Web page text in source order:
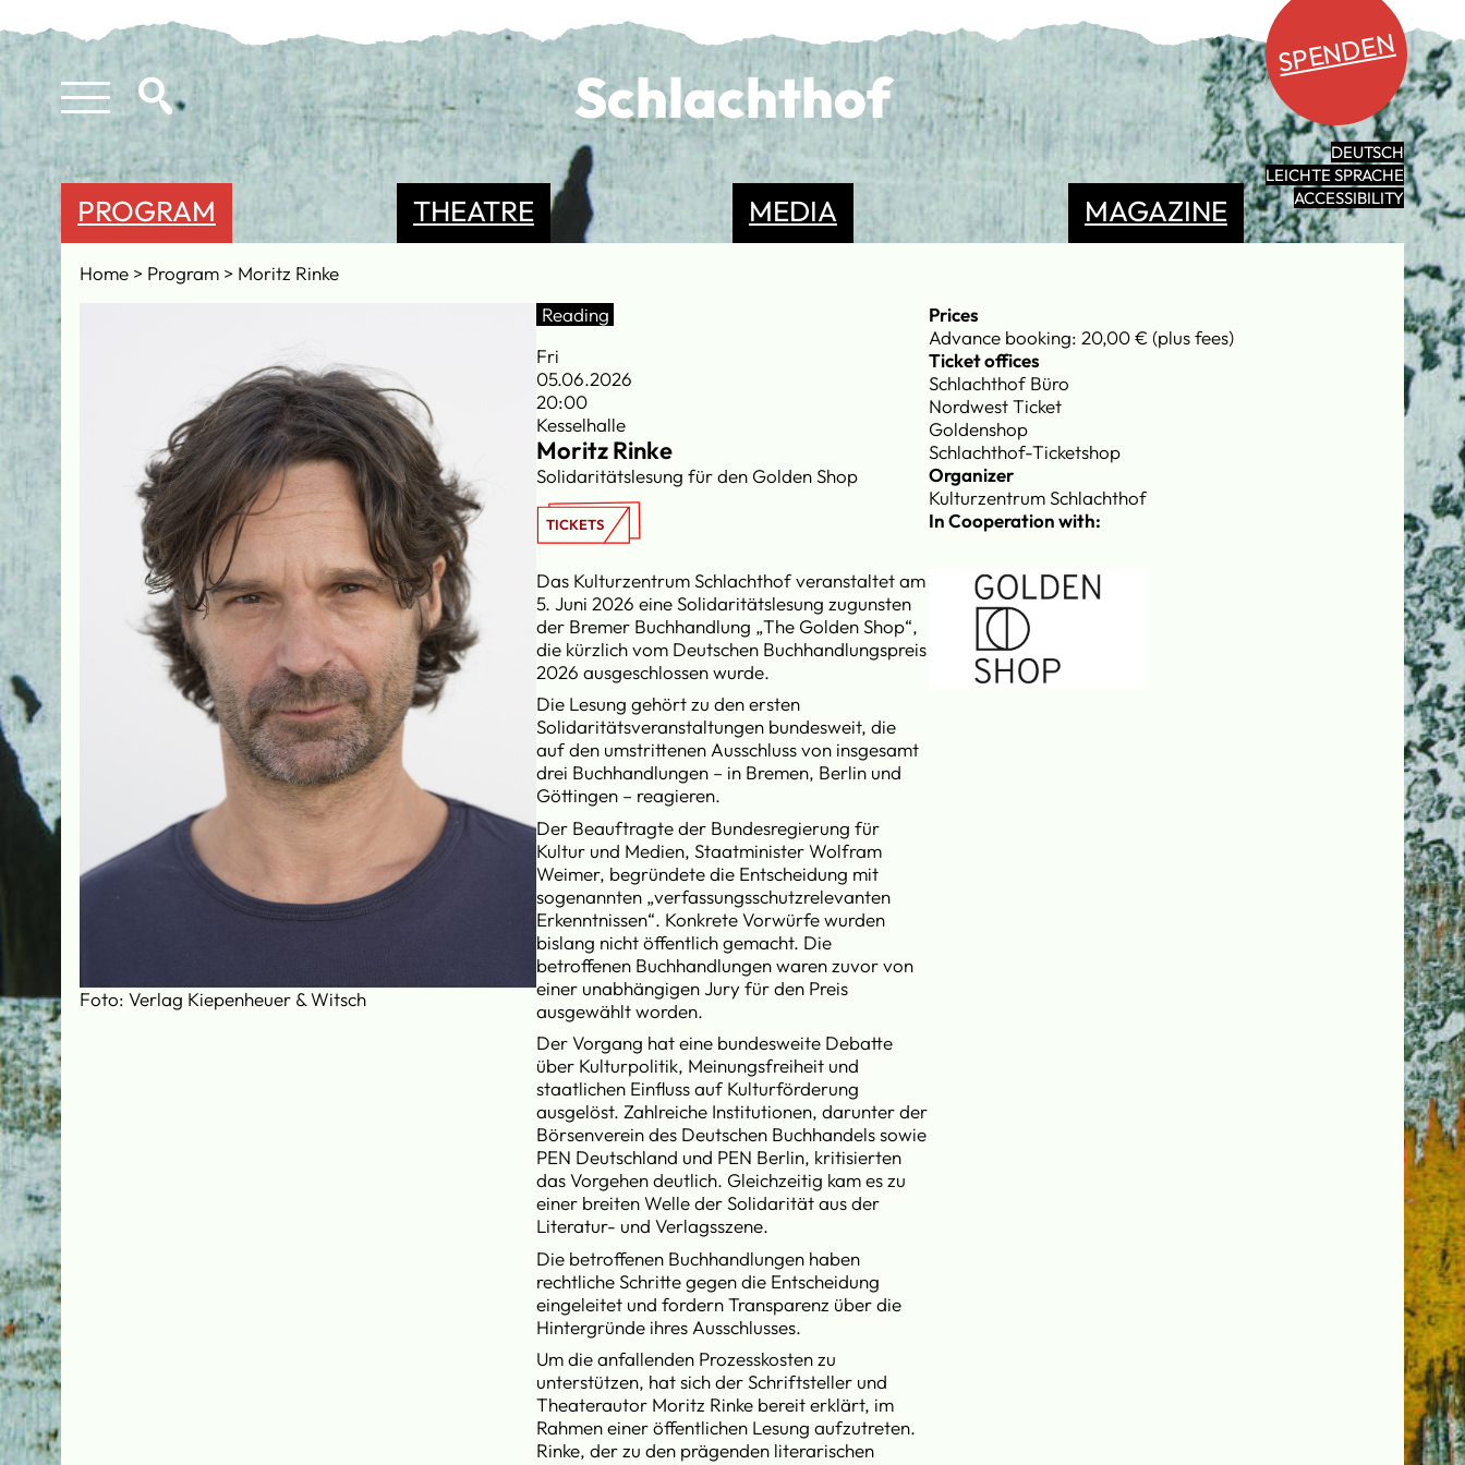
Schlachthof
SPENDEN
DEUTSCH
LEICHTE SPRACHE
ACCESSIBILITY
PROGRAM THEATRE MEDIA MAGAZINE
Home Program Moritz Rinke
Foto: Verlag Kiepenheuer & Witsch
Reading
Fri
05.06.2026
20:00
Kesselhalle
Moritz Rinke
Solidaritätslesung für den Golden Shop
TICKETS
Das Kulturzentrum Schlachthof veranstaltet am
5. Juni 2026 eine Solidaritätslesung zugunsten
der Bremer Buchhandlung „The Golden Shop“,
die kürzlich vom Deutschen Buchhandlungspreis
2026 ausgeschlossen wurde.
Die Lesung gehört zu den ersten
Solidaritätsveranstaltungen bundesweit, die
auf den umstrittenen Ausschluss von insgesamt
drei Buchhandlungen – in Bremen, Berlin und
Göttingen – reagieren.
Der Beauftragte der Bundesregierung für
Kultur und Medien, Staatminister Wolfram
Weimer, begründete die Entscheidung mit
sogenannten „verfassungsschutzrelevanten
Erkenntnissen“. Konkrete Vorwürfe wurden
bislang nicht öffentlich gemacht. Die
betroffenen Buchhandlungen waren zuvor von
einer unabhängigen Jury für den Preis
ausgewählt worden.
Der Vorgang hat eine bundesweite Debatte
über Kulturpolitik, Meinungsfreiheit und
staatlichen Einfluss auf Kulturförderung
ausgelöst. Zahlreiche Institutionen, darunter der
Börsenverein des Deutschen Buchhandels sowie
PEN Deutschland und PEN Berlin, kritisierten
das Vorgehen deutlich. Gleichzeitig kam es zu
einer breiten Welle der Solidarität aus der
Literatur- und Verlagsszene.
Die betroffenen Buchhandlungen haben
rechtliche Schritte gegen die Entscheidung
eingeleitet und fordern Transparenz über die
Hintergründe ihres Ausschlusses.
Um die anfallenden Prozesskosten zu
unterstützen, hat sich der Schriftsteller und
Theaterautor Moritz Rinke bereit erklärt, im
Rahmen einer öffentlichen Lesung aufzutreten.
Rinke, der zu den prägenden literarischen
Prices
Advance booking: 20,00 € (plus fees)
Ticket offices
Schlachthof Büro
Nordwest Ticket
Goldenshop
Schlachthof-Ticketshop
Organizer
Kulturzentrum Schlachthof
In Cooperation with: